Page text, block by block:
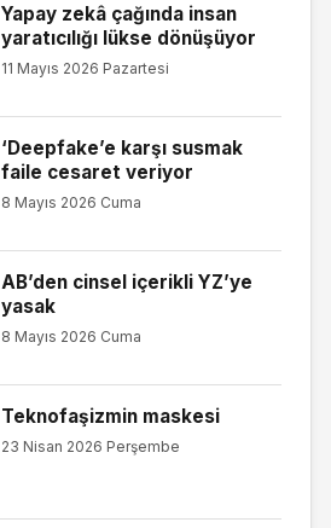
Yapay zekâ çağında insan
yaratıcılığı lükse dönüşüyor
11 Mayıs 2026 Pazartesi
‘Deepfake’e karşı susmak
faile cesaret veriyor
8 Mayıs 2026 Cuma
AB’den cinsel içerikli YZ’ye
yasak
8 Mayıs 2026 Cuma
Teknofaşizmin maskesi
23 Nisan 2026 Perşembe